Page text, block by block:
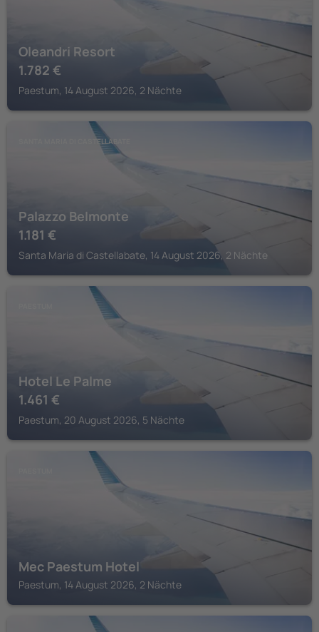
Oleandri Resort
1.782 €
Paestum, 14 August 2026, 2 Nächte
SANTA MARIA DI CASTELLABATE
Palazzo Belmonte
1.181 €
Santa Maria di Castellabate, 14 August 2026, 2 Nächte
Hotel Le Palme
1.461 €
Paestum, 20 August 2026, 5 Nächte
Mec Paestum Hotel
Paestum, 14 August 2026, 2 Nächte